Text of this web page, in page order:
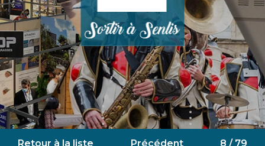
Retour à la liste Précédent 8 / 79